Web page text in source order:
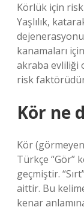
Körlük için risk
Yaşlılık,
kanamaları
akraba evliliği
risk
Kör ne
Kör
Türkçe “Gör”
geçmiştir.
aittir. Bu
kenar